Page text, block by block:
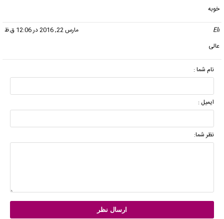
خوبه
Eli
مارس 22, 2016 در 12:06 ق.ظ
عالی
نام شما :
ایمیل :
نظر شما: